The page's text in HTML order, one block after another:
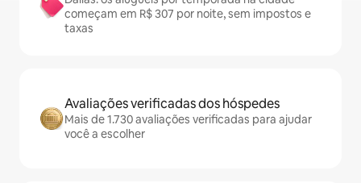
começam em R$ 307 por noite, sem impostos e
taxas
Avaliações verificadas dos hóspedes
Mais de 1.730 avaliações verificadas para ajudar
você a escolher